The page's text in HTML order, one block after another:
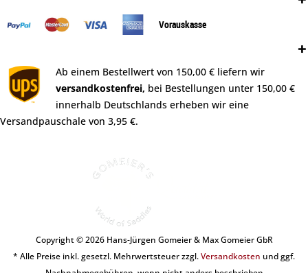
Vorauskasse
Ab einem Bestellwert von 150,00 € liefern wir
versandkostenfrei, bei Bestellungen unter 150,00 €
innerhalb Deutschlands erheben wir eine
Versandpauschale von 3,95 €.
Copyright © 2026 Hans-Jürgen Gomeier & Max Gomeier GbR
* Alle Preise inkl. gesetzl. Mehrwertsteuer zzgl.Versandkosten und ggf.